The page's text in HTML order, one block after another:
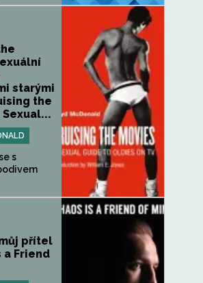
starými
the
Sexual...
s
přítel
a Friend